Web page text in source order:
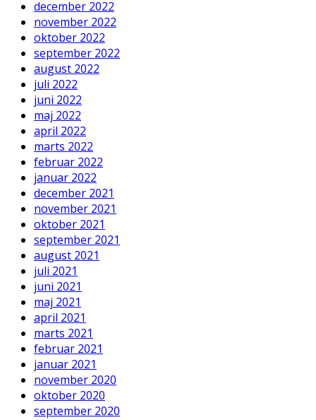
december 2022
november 2022
oktober 2022
september 2022
august 2022
juli 2022
juni 2022
maj 2022
april 2022
marts 2022
februar 2022
januar 2022
december 2021
november 2021
oktober 2021
september 2021
august 2021
juli 2021
juni 2021
maj 2021
april 2021
marts 2021
februar 2021
januar 2021
november 2020
oktober 2020
september 2020